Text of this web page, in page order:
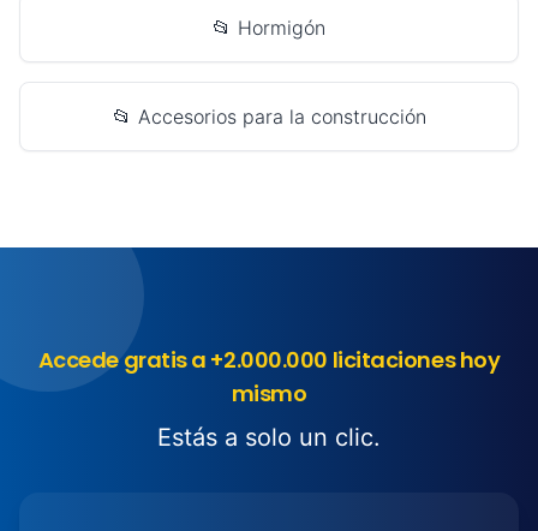
📂 Hormigón
📂 Accesorios para la construcción
Accede gratis a +2.000.000 licitaciones hoy
mismo
Estás a solo un clic.